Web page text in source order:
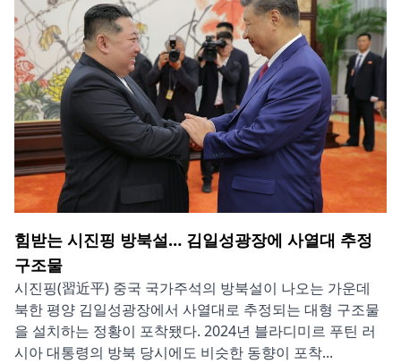
힘받는 시진핑 방북설… 김일성광장에 사열대 추정
구조물
시진핑(習近平) 중국 국가주석의 방북설이 나오는 가운데
북한 평양 김일성광장에서 사열대로 추정되는 대형 구조물
을 설치하는 정황이 포착됐다. 2024년 블라디미르 푸틴 러
시아 대통령의 방북 당시에도 비슷한 동향이 포착...